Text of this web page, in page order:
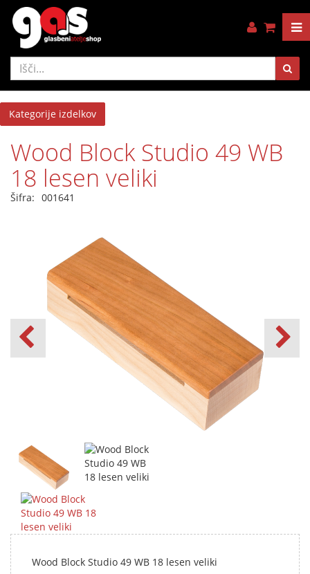
Kategorije izdelkov
Wood Block Studio 49 WB
18 lesen veliki
Šifra: 001641
Wood Block Studio 49 WB 18 lesen veliki